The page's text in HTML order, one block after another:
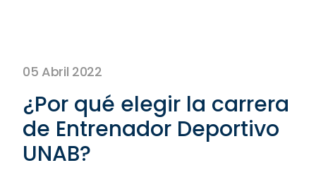
05 Abril 2022
¿Por qué elegir la carrera
de Entrenador Deportivo
UNAB?